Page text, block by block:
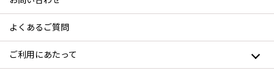
よくあるご質問
ご利用にあたって